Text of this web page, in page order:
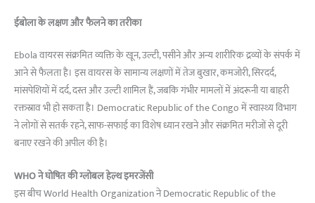
ईबोला के लक्षण और फैलने का तरीका
Ebola वायरस संक्रमित व्यक्ति के खून, उल्टी, पसीने और अन्य शारीरिक द्रव्यों के संपर्क में
आने से फैलता है। इस वायरस के सामान्य लक्षणों में तेज बुखार, कमजोरी, सिरदर्द,
मांसपेशियों में दर्द, दस्त और उल्टी शामिल हैं, जबकि गंभीर मामलों में अंदरूनी या बाहरी
रक्तस्राव भी हो सकता है। Democratic Republic of the Congo में स्वास्थ्य विभाग
ने लोगों से सतर्क रहने, साफ-सफाई का विशेष ध्यान रखने और संक्रमित मरीजों से दूरी
बनाए रखने की अपील की है।
WHO ने घोषित की ग्लोबल हेल्थ इमरजेंसी
इस बीच World Health Organization ने Democratic Republic of the